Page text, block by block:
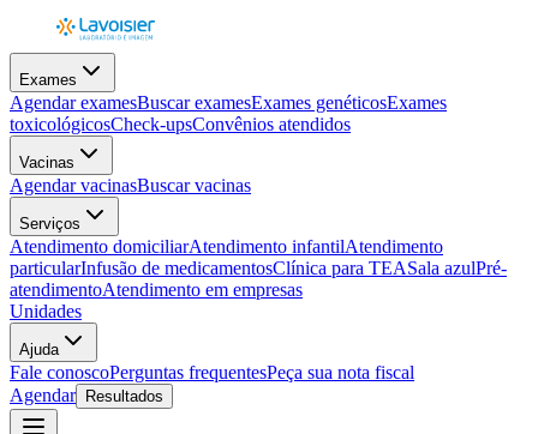
Exames
Agendar examesBuscar examesExames genéticosExames
toxicológicosCheck-upsConvênios atendidos
Vacinas
Agendar vacinasBuscar vacinas
Serviços
Atendimento domiciliarAtendimento infantilAtendimento
particularInfusão de medicamentosClínica para TEASala azulPré-
atendimentoAtendimento em empresas
Unidades
Ajuda
Fale conoscoPerguntas frequentesPeça sua nota fiscal
Agendar
Resultados